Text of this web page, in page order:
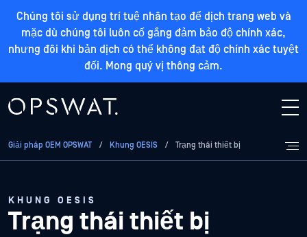
Chúng tôi sử dụng trí tuệ nhân tạo để dịch trang web và
mặc dù chúng tôi luôn cố gắng đảm bảo độ chính xác,
nhưng đôi khi bản dịch có thể không đạt độ chính xác tuyệt
đối. Mong quý vị thông cảm.
Giải pháp OEM OPSWAT / Khung OESIS / Trạng thái thiết bị
KHUNG OESIS
Trạng thái thiết bị